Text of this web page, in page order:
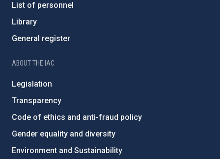
List of personnel
Library
General register
ABOUT THE IAC
Legislation
Transparency
Code of ethics and anti-fraud policy
Gender equality and diversity
Environment and Sustainability